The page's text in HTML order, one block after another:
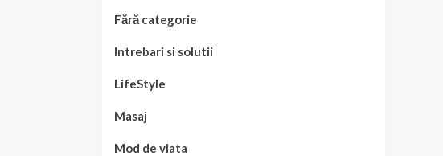
Fără categorie
Intrebari si solutii
LifeStyle
Masaj
Mod de viata